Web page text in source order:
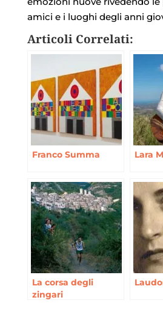
amici e i luoghi degli anni
Articoli Correlati:
Franco Summa Lara
La corsa degli
zingari